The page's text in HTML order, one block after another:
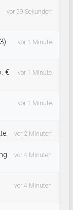
vor 59 Sekunden
vor 1 Minute
€
vor 1 Minute
vor 1 Minute
vor 2 Minuten
vor 4 Minuten
vor 4 Minuten